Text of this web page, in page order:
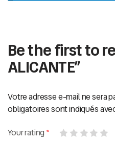
Be the first to
ALICANTE”
Votre adresse e-mail ne sera
obligatoires sont indiqués
Your rating *